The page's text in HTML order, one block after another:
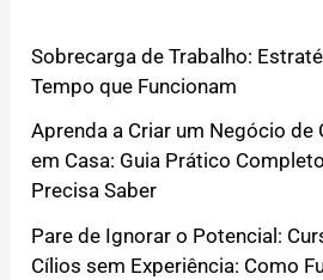
Sobrecarga de Trabalho:
Tempo que Funcionam
Aprenda a Criar um Negócio de
em Casa: Guia Prático
Precisa Saber
Pare de Ignorar o Potencial:
Cílios sem Experiência: Como